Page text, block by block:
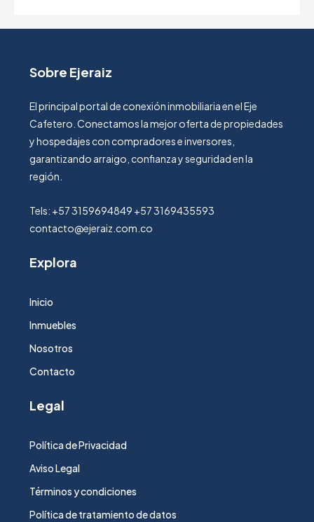
Sobre Ejeraiz
El principal portal de conexión inmobiliaria en el Eje
Cafetero. Conectamos la mejor oferta de propiedades
y hospedajes con compradores e inversores,
garantizando arraigo, confianza y seguridad en la
región.
Tels: +57 3159694849 +57 3169435593
contacto@ejeraiz.com.co
Explora
Inicio
Inmuebles
Nosotros
Contacto
Legal
Política de Privacidad
Aviso Legal
Términos y condiciones
Política de tratamiento de datos